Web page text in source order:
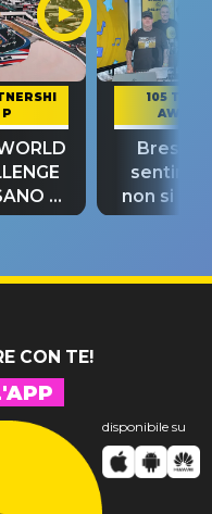
P
si
105 TAKE
AWAY
Bresh:
non si
fino alla
CON TE!
disponibile su